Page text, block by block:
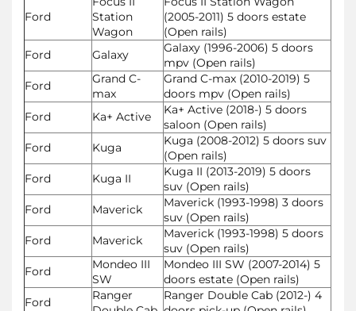
Ford
Station
Wagon
(2005-2011) 5 doors estate
(Open rails)
Ford
Galaxy
Galaxy (1996-2006) 5 doors
mpv (Open rails)
Ford
Grand C-
max
Grand C-max (2010-2019) 5
doors mpv (Open rails)
Ford
Ka+ Active
Ka+ Active (2018-) 5 doors
saloon (Open rails)
Ford
Kuga
Kuga (2008-2012) 5 doors suv
(Open rails)
Ford
Kuga II
Kuga II (2013-2019) 5 doors
suv (Open rails)
Ford
Maverick
Maverick (1993-1998) 3 doors
suv (Open rails)
Ford
Maverick
Maverick (1993-1998) 5 doors
suv (Open rails)
Ford
Mondeo III
SW
Mondeo III SW (2007-2014) 5
doors estate (Open rails)
Ford
Ranger
Ranger Double Cab (2012-) 4